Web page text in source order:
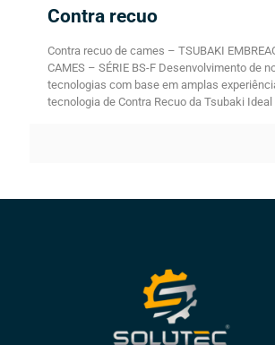
Contra recuo
Contra recuo de cames – TSUBAKI
CAMES – SÉRIE BS-F Desenvolvimento de
tecnologias com base em amplas
tecnologia de Contra Recuo da Tsubaki Ideal